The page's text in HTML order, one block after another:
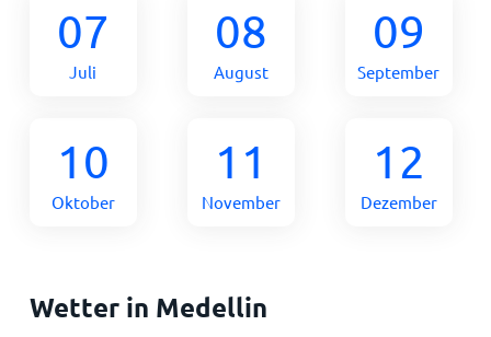
07
Juli
08
August
09
September
10
Oktober
11
November
12
Dezember
Wetter in Medellin